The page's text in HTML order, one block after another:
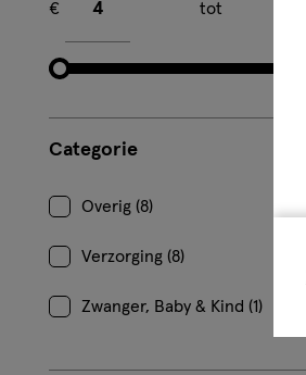
€
tot
Categorie
Overig (8)
Verzorging (8)
Zwanger, Baby & Kind (1)